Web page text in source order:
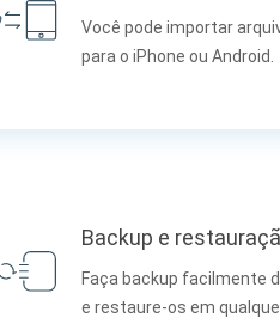
Você pode importar
para o iPhone ou Android.
Backup e
Faça backup facilmente
e restaure-os em